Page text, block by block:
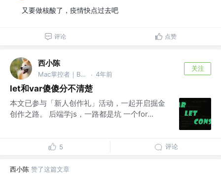
又要做核酸了，疫情快点过去吧
评论 点赞
西小陈
Mac掌控者｜Bug缔造和毁灭者 @中通科技 · 4年前
关注
let和var傻傻分不清楚
本文已参与「新人创作礼」活动，一起开启掘金
创作之路。 后端学js，一路都是坑 一个for...
5 评论
西小陈 赞了这篇文章